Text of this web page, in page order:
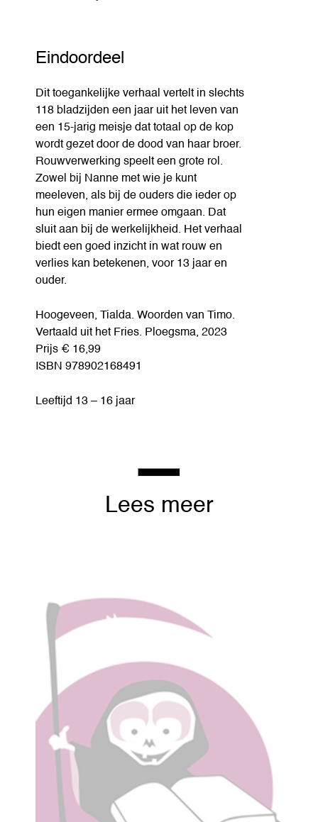
Eindoordeel
Dit toegankelijke verhaal vertelt in slechts
118 bladzijden een jaar uit het leven van
een 15-jarig meisje dat totaal op de kop
wordt gezet door de dood van haar broer.
Rouwverwerking speelt een grote rol.
Zowel bij Nanne met wie je kunt
meeleven, als bij de ouders die ieder op
hun eigen manier ermee omgaan. Dat
sluit aan bij de werkelijkheid. Het verhaal
biedt een goed inzicht in wat rouw en
verlies kan betekenen, voor 13 jaar en
ouder.
Hoogeveen, Tialda. Woorden van Timo.
Vertaald uit het Fries. Ploegsma, 2023
Prijs € 16,99
ISBN 978902168491
Leeftijd 13 – 16 jaar
Lees meer